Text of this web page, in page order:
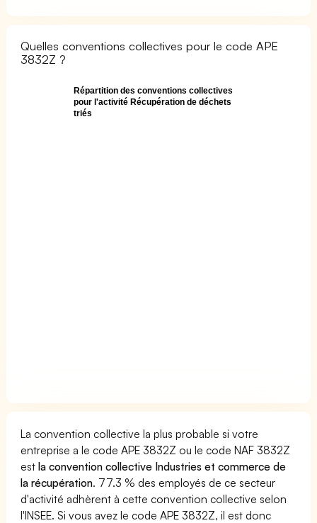
Quelles conventions collectives pour le code APE
3832Z ?
Répartition des conventions collectives
pour l'activité Récupération de déchets
triés
La convention collective la plus probable si votre
entreprise a le code APE 3832Z ou le code NAF 3832Z
estla convention collective Industries et commerce de
la récupération. 77.3 % des employés de ce secteur
d'activité adhèrent à cette convention collective selon
l'INSEE. Si vous avez le code APE 3832Z, il est donc